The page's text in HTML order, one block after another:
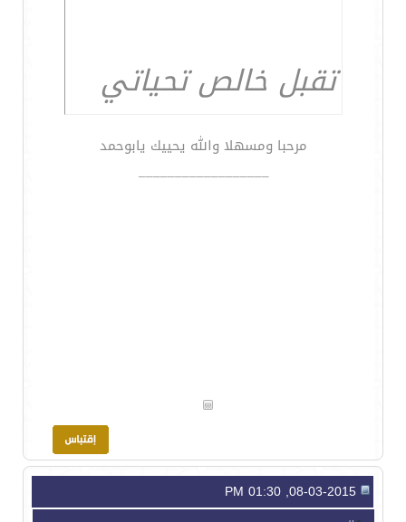
تقبل خالص تحياتي
مرحبا ومسهلا والله يحييك يابوحمد
__________________